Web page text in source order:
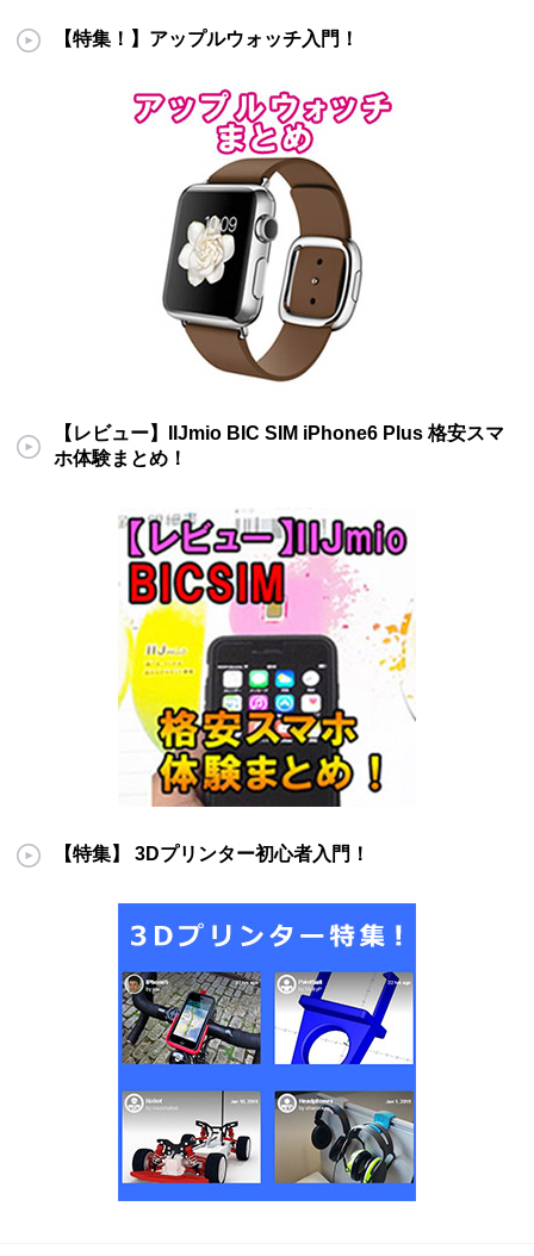
【特集！】アップルウォッチ入門！
【レビュー】IIJmio BIC SIM iPhone6 Plus 格安スマ
ホ体験まとめ！
【特集】 3Dプリンター初心者入門！